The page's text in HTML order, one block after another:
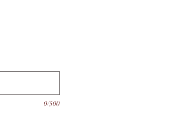
0/500